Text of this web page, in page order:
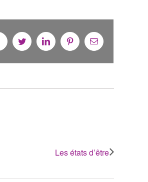
FacebookTwitterLinkedin PinterestEmail
Les états d’être